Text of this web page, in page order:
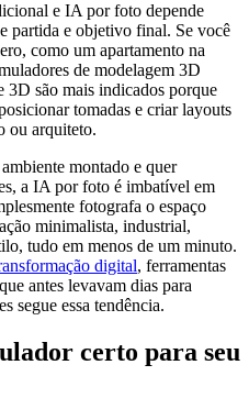
e IA por foto depende
partida e objetivo final. Se você
como um apartamento na
de modelagem 3D
são mais indicados porque
tomadas e criar layouts
ou arquiteto.
montado e quer
a IA por foto é imbatível em
fotografa o espaço
minimalista, industrial,
tudo em menos de um minuto.
digital, ferramentas
antes levavam dias para
segue essa tendência.
certo para seu